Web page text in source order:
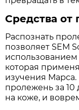
Средства от
Распознать
позволяет SEM
использованием
которая
изучения
пролежень за 10
на коже, и